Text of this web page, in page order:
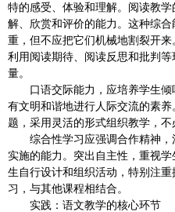
特的感受、体验和理解。阅读教
解、欣赏和评价的能力。这种综
重，但不应把它们机械地割裂开
利用阅读期待、阅读反思和批判
量。
口语交际能力，应培养学生倾
有文明和谐地进行人际交流的素
题，采用灵活的形式组织教学，不
综合性学习应强调合作精神，
实施的能力。突出自主性，重视
生自行设计和组织活动，特别注
习，与其他课程相结合。
实践：语文教学的核心环节